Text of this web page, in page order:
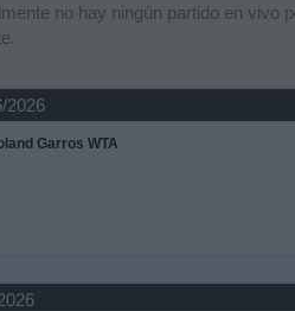
no hay ningún partido en vivo
2026
Garros WTA